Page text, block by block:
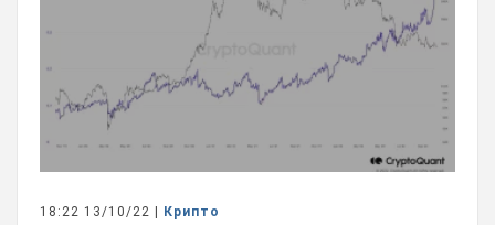
18:22 13/10/22 | Крипто